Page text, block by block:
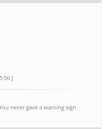
]
never gave a warning sign